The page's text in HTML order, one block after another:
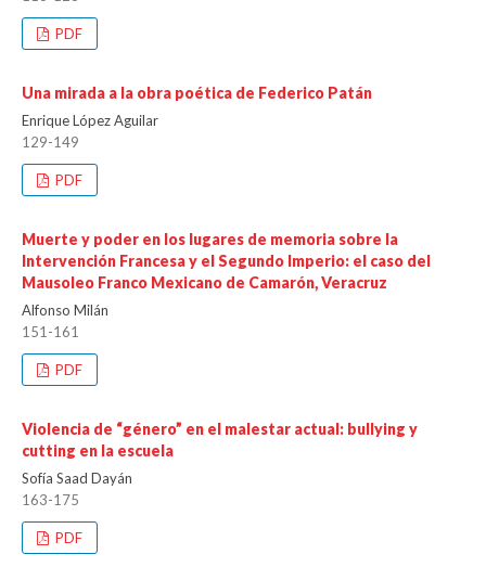
PDF
Una mirada a la obra poética de Federico Patán
Enrique López Aguilar
129-149
PDF
Muerte y poder en los lugares de memoria sobre la
Intervención Francesa y el Segundo Imperio: el caso del
Mausoleo Franco Mexicano de Camarón, Veracruz
Alfonso Milán
151-161
PDF
Violencia de “género” en el malestar actual: bullying y
cutting en la escuela
Sofía Saad Dayán
163-175
PDF